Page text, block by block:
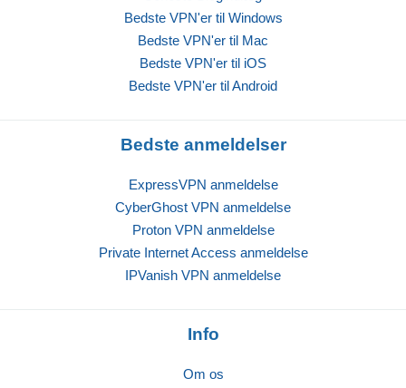
Bedste VPN'er til Windows
Bedste VPN'er til Mac
Bedste VPN'er til iOS
Bedste VPN'er til Android
Bedste anmeldelser
ExpressVPN anmeldelse
CyberGhost VPN anmeldelse
Proton VPN anmeldelse
Private Internet Access anmeldelse
IPVanish VPN anmeldelse
Info
Om os